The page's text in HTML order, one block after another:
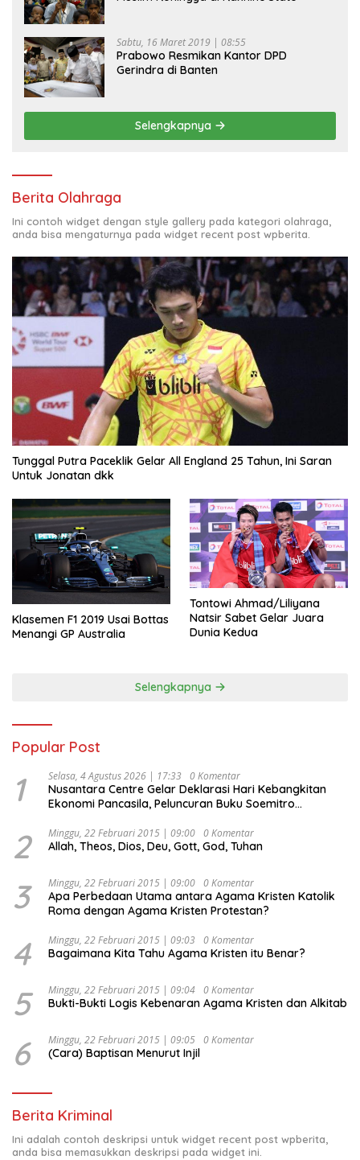
Sabtu, 16 Maret 2019 | 08:55
Prabowo Resmikan Kantor DPD
Gerindra di Banten
Selengkapnya
Berita Olahraga
Ini contoh widget dengan style gallery pada kategori olahraga,
anda bisa mengaturnya pada widget recent post wpberita.
Tunggal Putra Paceklik Gelar All England 25 Tahun, Ini Saran
Untuk Jonatan dkk
Klasemen F1 2019 Usai Bottas
Menangi GP Australia
Tontowi Ahmad/Liliyana
Natsir Sabet Gelar Juara
Dunia Kedua
Selengkapnya
Popular Post
1 Selasa, 4 Agustus 2026 | 17:33 0 Komentar
Nusantara Centre Gelar Deklarasi Hari Kebangkitan
Ekonomi Pancasila, Peluncuran Buku Soemitro
Ekonomi Politik Indonesia) & Simposium Nasional
“Urgensi Undang-Undang Perekonomian Nasional dan
Indonesia Emas 2045”,
2 Minggu, 22 Februari 2015 | 09:00 0 Komentar
Allah, Theos, Dios, Deu, Gott, God, Tuhan
3 Minggu, 22 Februari 2015 | 09:00 0 Komentar
Apa Perbedaan Utama antara Agama Kristen Katolik
Roma dengan Agama Kristen Protestan?
4 Minggu, 22 Februari 2015 | 09:03 0 Komentar
Bagaimana Kita Tahu Agama Kristen itu Benar?
5 Minggu, 22 Februari 2015 | 09:04 0 Komentar
Bukti-Bukti Logis Kebenaran Agama Kristen dan Alkitab
6 Minggu, 22 Februari 2015 | 09:05 0 Komentar
(Cara) Baptisan Menurut Injil
Berita Kriminal
Ini adalah contoh deskripsi untuk widget recent post wpberita,
anda bisa memasukkan deskripsi pada widget ini.